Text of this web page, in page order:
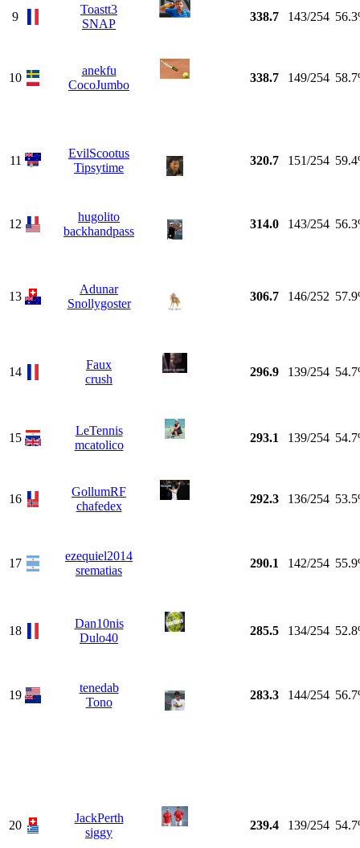
9
Toastt3
SNAP
338.7 143/254
10
anekfu
CocoJumbo
338.7 149/254
11
EvilScootus
Tipsytime
320.7 151/254
12
hugolito
backhandpass
314.0 143/254
13
Adunar
Snollygoster
306.7 146/252
14
Faux
crush
296.9 139/254
15
LeTennis
mcatolico
293.1 139/254
16
GollumRF
chafedex
292.3 136/254
17
ezequiel2014
srematias
290.1 142/254
18
Dan10nis
Dulo40
285.5 134/254
19
tenedab
Tono
283.3 144/254
20
JackPerth
siggy
239.4 139/254